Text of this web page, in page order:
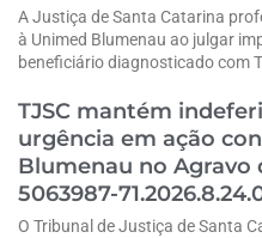
A Justiça de Santa Catarina
à Unimed Blumenau ao julgar
beneficiário diagnosticado com
TJSC mantém
urgência em ação
Blumenau no Agravo
5063987-
O Tribunal de Justiça de Santa